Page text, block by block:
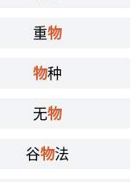
重物
物种
无物
谷物法